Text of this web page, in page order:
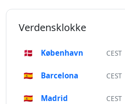
Verdensklokke
🇩🇰 København CEST
🇪🇸 Barcelona CEST
🇪🇸 Madrid CEST